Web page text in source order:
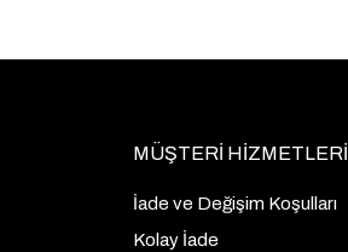
MÜŞTERİ HİZMETLERİ
İade ve Değişim Koşulları
Kolay İade